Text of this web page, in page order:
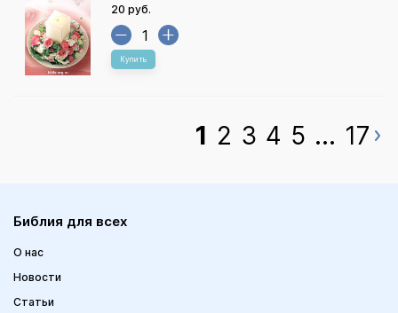
20 руб.
Купить
1 2 3 4 5 ... 17
Библия для всех
О нас
Новости
Статьи